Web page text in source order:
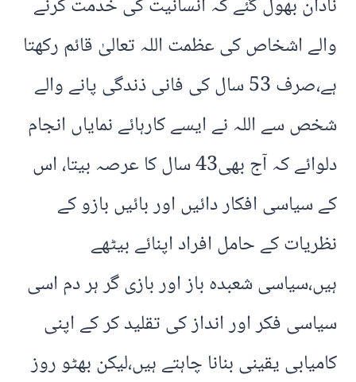
والے اشخاص کی عظمت اللہ تعالیٰ قائم رکھتا
ہے،صرف 53 سال کی فانی ذندگی پانے والے
شخص سے اللہ نے ایسے کارہائے نمایاں انجام
دلوائے کہ آج بھی43 سال کا عرصہ بیتا، اس
کے سیاسی افکار دائیں اور بائیں بازو کے
نظریات کے حامل افراد اپنائے بیٹھے
ہیں،سیاسی شعبدہ باز اور بازی گر ہر دم اسی
سیاسی فکر اور انداز کی تقلید کر کے اپنی
کامیابی یقینی بنانا چاہتے ہیں،لیکن بھٹو روز